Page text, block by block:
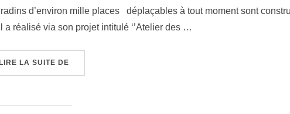
d’environ mille places déplaçables à tout moment sont
a réalisé via son projet intitulé ‘’Atelier des …
LIRE LA SUITE DE